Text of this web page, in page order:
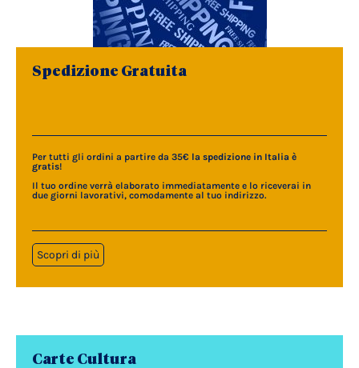
Spedizione Gratuita
Per tutti gli ordini a partire da 35€ la spedizione in Italia è
gratis!
Il tuo ordine verrà elaborato immediatamente e lo riceverai in
due giorni lavorativi, comodamente al tuo indirizzo.
Scopri di più
Carte Cultura